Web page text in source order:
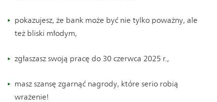
pokazujesz, że bank może być nie tylko poważny, ale
też bliski młodym,
zgłaszasz swoją pracę do 30 czerwca 2025 r.,
masz szansę zgarnąć nagrody, które serio robią
wrażenie!